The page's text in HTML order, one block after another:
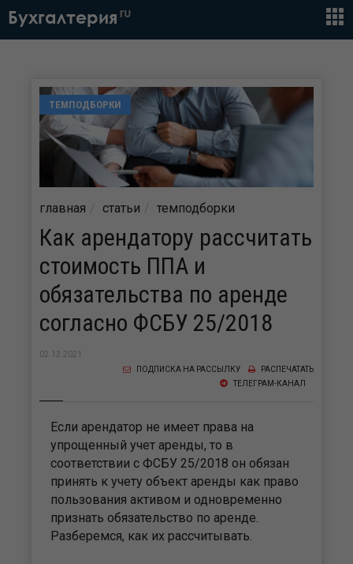
Бухгалтерия ru
ТЕМПОДБОРКИ
главная статьи темподборки
Как арендатору рассчитать
стоимость ППА и
обязательства по аренде
согласно ФСБУ 25/2018
02.12.2021
РАСПЕЧАТАТЬ
ПОДПИСКА НА РАССЫЛКУ
ТЕЛЕГРАМ-КАНАЛ
Если арендатор не имеет права на
упрощенный учет аренды, то в
соответствии с ФСБУ 25/2018 он обязан
принять к учету объект аренды как право
пользования активом и одновременно
признать обязательство по аренде.
Разберемся, как их рассчитывать.